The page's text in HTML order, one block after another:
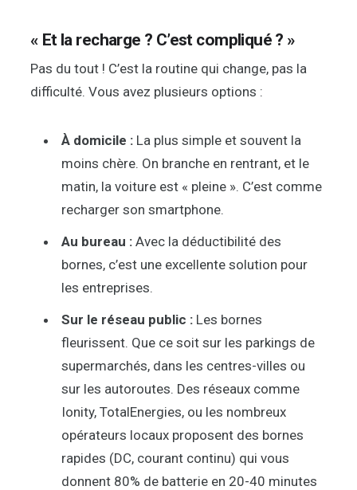
« Et la recharge ? C’est compliqué ? »
Pas du tout ! C’est la routine qui change, pas la
difficulté. Vous avez plusieurs options :
À domicile : La plus simple et souvent la
moins chère. On branche en rentrant, et le
matin, la voiture est « pleine ». C’est comme
recharger son smartphone.
Au bureau : Avec la déductibilité des
bornes, c’est une excellente solution pour
les entreprises.
Sur le réseau public : Les bornes
fleurissent. Que ce soit sur les parkings de
supermarchés, dans les centres-villes ou
sur les autoroutes. Des réseaux comme
Ionity, TotalEnergies, ou les nombreux
opérateurs locaux proposent des bornes
rapides (DC, courant continu) qui vous
donnent 80% de batterie en 20-40 minutes